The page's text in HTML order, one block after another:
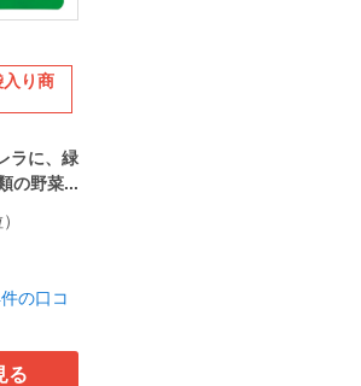
り商
ラに、緑
の野菜...
の口コ
る